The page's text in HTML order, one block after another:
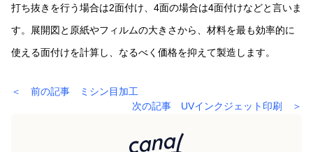
打ち抜きを行う場合は2面付け、4面の場合は4面付けなどと言いま
す。展開図と原紙やフィルムの大きさから、材料を最も効率的に
使える面付けを計算し、なるべく価格を抑えて製造します。
＜ 前の記事 ミシン目加工
次の記事 UVインクジェット印刷 ＞